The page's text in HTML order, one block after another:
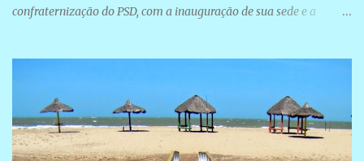
confraternização do PSD, com a inauguração de sua sede e a